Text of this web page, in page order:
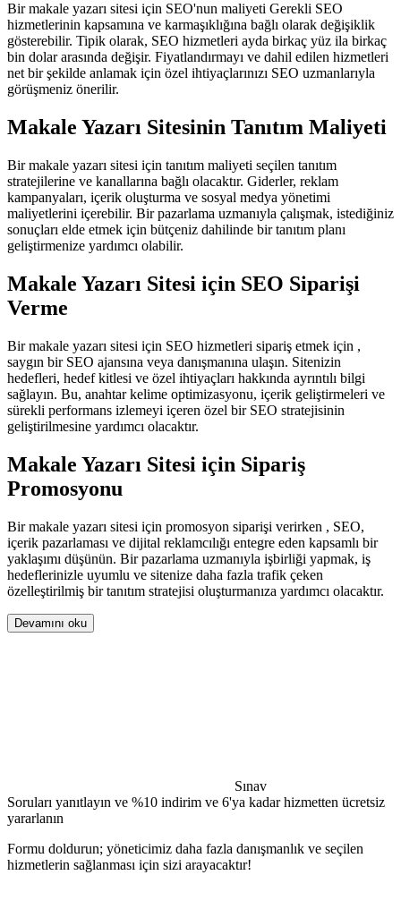
Bir makale yazarı sitesi için SEO'nun maliyeti Gerekli SEO
hizmetlerinin kapsamına ve karmaşıklığına bağlı olarak değişiklik
gösterebilir. Tipik olarak, SEO hizmetleri ayda birkaç yüz ila birkaç
bin dolar arasında değişir. Fiyatlandırmayı ve dahil edilen hizmetleri
net bir şekilde anlamak için özel ihtiyaçlarınızı SEO uzmanlarıyla
görüşmeniz önerilir.
Makale Yazarı Sitesinin Tanıtım Maliyeti
Bir makale yazarı sitesi için tanıtım maliyeti seçilen tanıtım
stratejilerine ve kanallarına bağlı olacaktır. Giderler, reklam
kampanyaları, içerik oluşturma ve sosyal medya yönetimi
maliyetlerini içerebilir. Bir pazarlama uzmanıyla çalışmak, istediğiniz
sonuçları elde etmek için bütçeniz dahilinde bir tanıtım planı
geliştirmenize yardımcı olabilir.
Makale Yazarı Sitesi için SEO Siparişi
Verme
Bir makale yazarı sitesi için SEO hizmetleri sipariş etmek için ,
saygın bir SEO ajansına veya danışmanına ulaşın. Sitenizin
hedefleri, hedef kitlesi ve özel ihtiyaçları hakkında ayrıntılı bilgi
sağlayın. Bu, anahtar kelime optimizasyonu, içerik geliştirmeleri ve
sürekli performans izlemeyi içeren özel bir SEO stratejisinin
geliştirilmesine yardımcı olacaktır.
Makale Yazarı Sitesi için Sipariş
Promosyonu
Bir makale yazarı sitesi için promosyon siparişi verirken , SEO,
içerik pazarlaması ve dijital reklamcılığı entegre eden kapsamlı bir
yaklaşımı düşünün. Bir pazarlama uzmanıyla işbirliği yapmak, iş
hedeflerinizle uyumlu ve sitenize daha fazla trafik çeken
özelleştirilmiş bir tanıtım stratejisi oluşturmanıza yardımcı olacaktır.
Devamını oku
Sınav
Soruları yanıtlayın ve %10 indirim ve 6'ya kadar hizmetten ücretsiz
yararlanın
Formu doldurun; yöneticimiz daha fazla danışmanlık ve seçilen
hizmetlerin sağlanması için sizi arayacaktır!